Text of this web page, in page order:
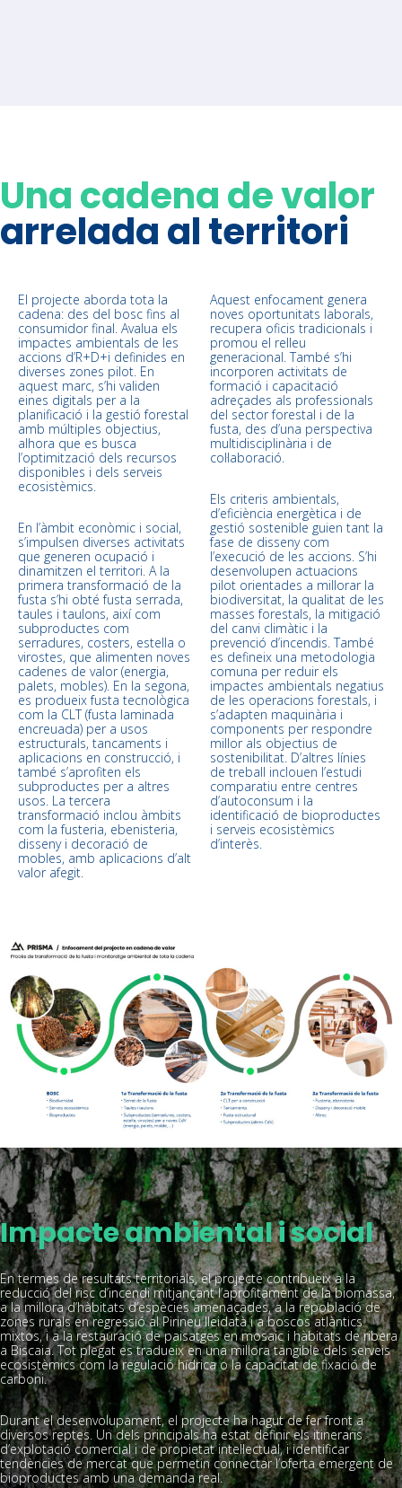
Una cadena de valor
arrelada al territori
El projecte aborda tota la
cadena: des del bosc fins al
consumidor final. Avalua els
impactes ambientals de les
accions d’R+D+i definides en
diverses zones pilot. En
aquest marc, s’hi validen
eines digitals per a la
planificació i la gestió forestal
amb múltiples objectius,
alhora que es busca
l’optimització dels recursos
disponibles i dels serveis
ecosistèmics.
En l’àmbit econòmic i social,
s’impulsen diverses activitats
que generen ocupació i
dinamitzen el territori. A la
primera transformació de la
fusta s’hi obté fusta serrada,
taules i taulons, així com
subproductes com
serradures, costers, estella o
virostes, que alimenten noves
cadenes de valor (energia,
palets, mobles). En la segona,
es produeix fusta tecnològica
com la CLT (fusta laminada
encreuada) per a usos
estructurals, tancaments i
aplicacions en construcció, i
també s’aprofiten els
subproductes per a altres
usos. La tercera
transformació inclou àmbits
com la fusteria, ebenisteria,
disseny i decoració de
mobles, amb aplicacions d’alt
valor afegit.
Aquest enfocament genera
noves oportunitats laborals,
recupera oficis tradicionals i
promou el relleu
generacional. També s’hi
incorporen activitats de
formació i capacitació
adreçades als professionals
del sector forestal i de la
fusta, des d’una perspectiva
multidisciplinària i de
col·laboració.
Els criteris ambientals,
d’eficiència energètica i de
gestió sostenible guien tant la
fase de disseny com
l’execució de les accions. S’hi
desenvolupen actuacions
pilot orientades a millorar la
biodiversitat, la qualitat de les
masses forestals, la mitigació
del canvi climàtic i la
prevenció d’incendis. També
es defineix una metodologia
comuna per reduir els
impactes ambientals negatius
de les operacions forestals, i
s’adapten maquinària i
components per respondre
millor als objectius de
sostenibilitat. D’altres línies
de treball inclouen l’estudi
comparatiu entre centres
d’autoconsum i la
identificació de bioproductes
i serveis ecosistèmics
d’interès.
Impacte ambiental i social
En termes de resultats territorials, el projecte contribueix a la
reducció del risc d’incendi mitjançant l’aprofitament de la biomassa,
a la millora d’hàbitats d’espècies amenaçades, a la repoblació de
zones rurals en regressió al Pirineu lleidatà i a boscos atlàntics
mixtos, i a la restauració de paisatges en mosaic i hàbitats de ribera
a Biscaia. Tot plegat es tradueix en una millora tangible dels serveis
ecosistèmics com la regulació hídrica o la capacitat de fixació de
carboni.
Durant el desenvolupament, el projecte ha hagut de fer front a
diversos reptes. Un dels principals ha estat definir els itineraris
d’explotació comercial i de propietat intel·lectual, i identificar
tendències de mercat que permetin connectar l’oferta emergent de
bioproductes amb una demanda real.